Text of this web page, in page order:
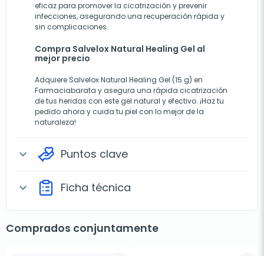
eficaz para promover la cicatrización y prevenir
infecciones, asegurando una recuperación rápida y
sin complicaciones.
Compra Salvelox Natural Healing Gel al
mejor precio
Adquiere Salvelox Natural Healing Gel (15 g) en
Farmaciabarata y asegura una rápida cicatrización
de tus heridas con este gel natural y efectivo. ¡Haz tu
pedido ahora y cuida tu piel con lo mejor de la
naturaleza!
expand_more Puntos clave
expand_more Ficha técnica
Comprados conjuntamente